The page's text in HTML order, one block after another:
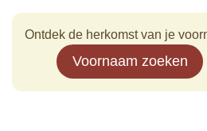
Ontdek de herkomst van je
Voornaam zoeken